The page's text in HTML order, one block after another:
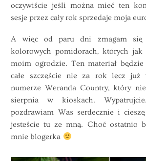
oczywiście jeśli można mieć ten
sesje przez cały rok sprzedaje moja
A więc od paru dni zmagam
kolorowych pomidorach, których
moim ogrodzie. Ten materiał
całe szczęście nie za rok lecz już
numerze Weranda Country, który
sierpnia w kioskach.
pozdrawiam Was serdecznie i
jesteście tu ze mną. Choć ostatnio
mnie blogerka